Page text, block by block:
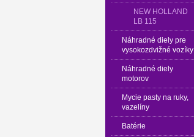
NEW HOLLAND
LB 115
Náhradné diely pre
vysokozdvižné vozíky
Náhradné diely
motorov
Mycie pasty na ruky,
vazelíny
Batérie